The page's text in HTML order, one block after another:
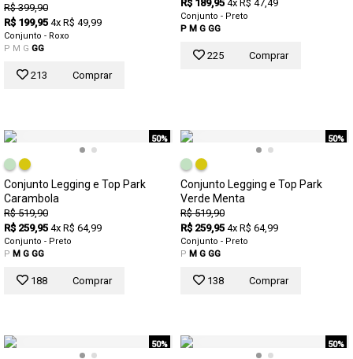
R$ 399,90
R$ 199,95 4x R$ 49,99
Conjunto - Roxo
P M G GG
213 Comprar
R$ 189,95 4x R$ 47,49
Conjunto - Preto
P M G GG
225 Comprar
50%
Conjunto Legging e Top Park
Carambola
R$ 519,90
R$ 259,95 4x R$ 64,99
Conjunto - Preto
P M G GG
188 Comprar
50%
Conjunto Legging e Top Park
Verde Menta
R$ 519,90
R$ 259,95 4x R$ 64,99
Conjunto - Preto
P M G GG
138 Comprar
50% 50%